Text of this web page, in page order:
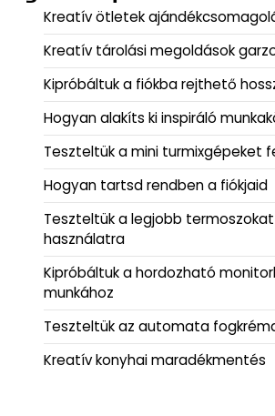
Kreatív ötletek
Kreatív tárolási megoldások
Kipróbáltuk a fiókba rejthető
Hogyan alakíts ki inspiráló
Teszteltük a mini turmixgépeket
Hogyan tartsd rendben a fiókjaid
Teszteltük a legjobb
használatra
Kipróbáltuk a hordozható
munkához
Teszteltük az automata
Kreatív konyhai maradékmentés